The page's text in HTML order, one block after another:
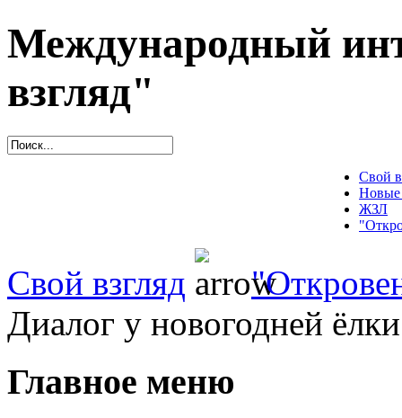
Международный
взгляд"
Свой
Новые
ЖЗЛ
Свой взгляд
Диалог у новогодней ёлки
Главное меню